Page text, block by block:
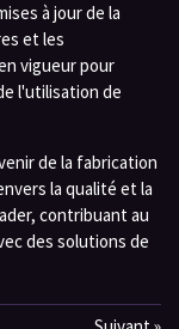
à jour de la
et les
vigueur pour
l'utilisation de
de la fabrication
la qualité et la
contribuant au
des solutions de